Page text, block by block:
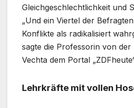
Gleichgeschlechtlichkeit und
„Und ein Viertel der
Konflikte als radikalisiert
sagte die Professorin von der
Vechta dem Portal
Lehrkräfte mit vollen